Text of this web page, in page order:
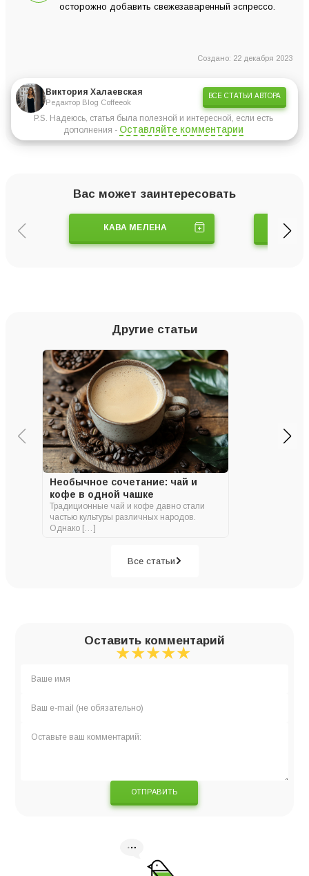
осторожно добавить свежезаваренный эспрессо.
Создано: 22 декабря 2023
Виктория Халаевская
Редактор Blog Coffeeok
ВСЕ СТАТЬИ АВТОРА
P.S. Надеюсь, статья была полезной и интересной, если есть
дополнения - Оставляйте комментарии
Вас может заинтересовать
КАВА МЕЛЕНА
Другие статьи
Необычное сочетание: чай и
кофе в одной чашке
Традиционные чай и кофе давно стали
частью культуры различных народов.
Однако […]
Все статьи
Оставить комментарий
★
★★
★★★
★★★★
★★★★★
ОТПРАВИТЬ